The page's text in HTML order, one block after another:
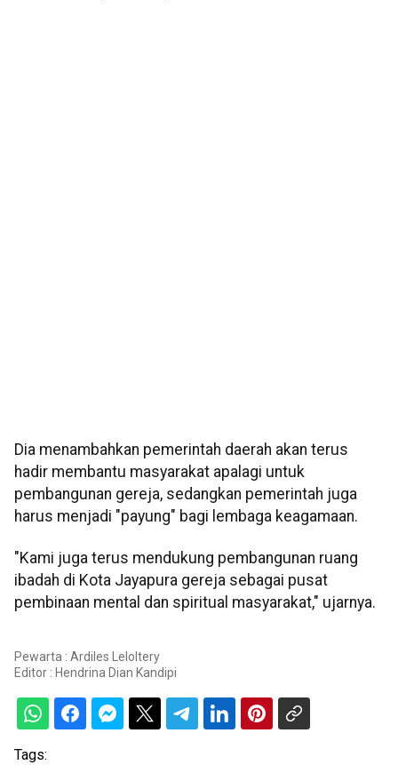
Dia menambahkan pemerintah daerah akan terus
hadir membantu masyarakat apalagi untuk
pembangunan gereja, sedangkan pemerintah juga
harus menjadi "payung" bagi lembaga keagamaan.
"Kami juga terus mendukung pembangunan ruang
ibadah di Kota Jayapura gereja sebagai pusat
pembinaan mental dan spiritual masyarakat," ujarnya.
Pewarta : Ardiles Leloltery
Editor : Hendrina Dian Kandipi
Tags: